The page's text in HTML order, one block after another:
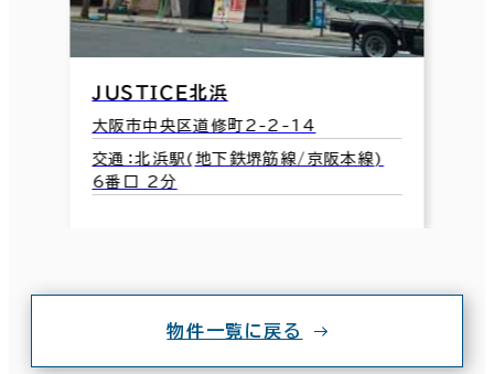
ＪＵＳＴＩＣＥ北浜
大阪市中央区道修町2-2-14
交通：北浜駅(地下鉄堺筋線/京阪本線)
6番口 2分
物件一覧に戻る